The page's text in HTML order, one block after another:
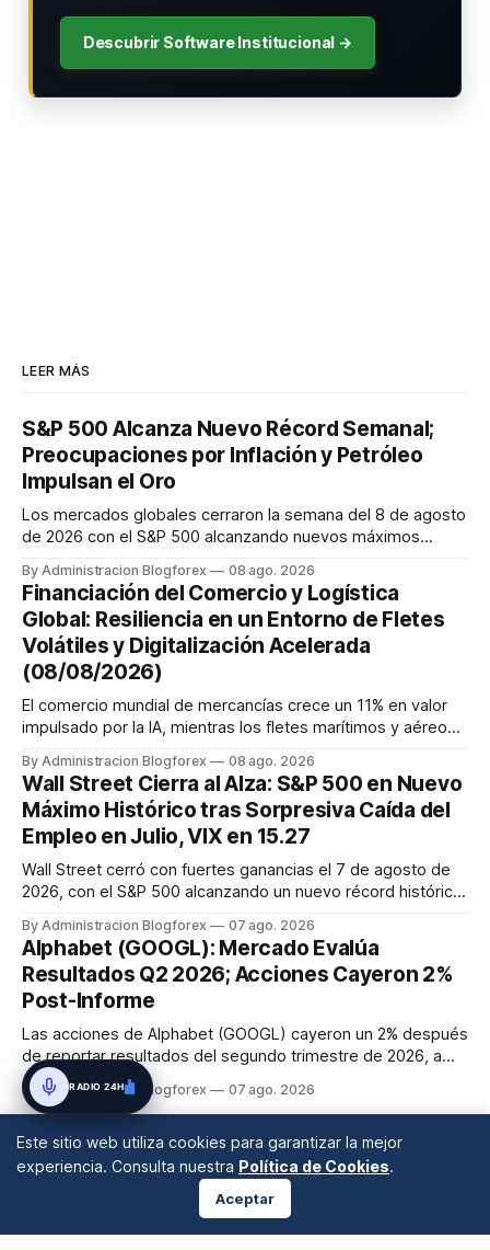
Descubrir Software Institucional →
LEER MÁS
S&P 500 Alcanza Nuevo Récord Semanal;
Preocupaciones por Inflación y Petróleo
Impulsan el Oro
Los mercados globales cerraron la semana del 8 de agosto
de 2026 con el S&P 500 alcanzando nuevos máximos
renta fija vio una caída en los rendimientos del Tesoro de
EE. UU. tras un informe de empleo más débil. El petróleo se
mantuvo al ...
By Administracion Blogforex 08 ago. 2026
Financiación del Comercio y Logística
Global: Resiliencia en un Entorno de Fletes
Volátiles y Digitalización Acelerada
(08/08/2026)
El comercio mundial de mercancías crece un 11% en valor
impulsado por la IA, mientras los fletes marítimos y aéreos
disrupciones geopolíticas y congestión. La financiación del
comercio, que depende en un 90% del crédito, se digitaliza
y el mercado...
By Administracion Blogforex 08 ago. 2026
Wall Street Cierra al Alza: S&P 500 en Nuevo
Máximo Histórico tras Sorpresiva Caída del
Empleo en Julio, VIX en 15.27
Wall Street cerró con fuertes ganancias el 7 de agosto de
2026, con el S&P 500 alcanzando un nuevo récord histórico
54,036.93 y el Nasdaq Composite escaló 1.3% a 26,690.62.
El impulso provino de un informe de empleo de julio
inesperadamente ...
By Administracion Blogforex 07 ago. 2026
Alphabet (GOOGL): Mercado Evalúa
Resultados Q2 2026; Acciones Cayeron 2%
Post-Informe
Las acciones de Alphabet (GOOGL) cayeron un 2% después
de reportar resultados del segundo trimestre de 2026, a
pesar de superar las expectativas en ingresos de la nube y
usuarios de Gemini, en un mercado que evalúa el impacto
By Administracion Blogforex 07 ago. 2026
Este sitio web utiliza cookies para garantizar la mejor
experiencia. Consulta nuestra Política de Cookies.
Aceptar
RADIO 24H